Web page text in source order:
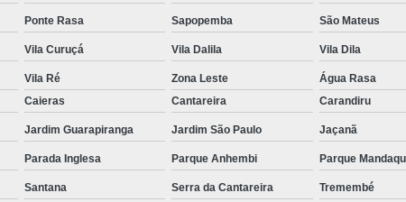
Comprar Kit Acelerador e Freio Eletrônico para
Comprar Kit Acelerador e Freio Universal para Deficientes
Embreagem Eletrônica Adaptada
Embreagem
Embreagem Eletrônica Adaptada para Deficiente Físico
Embreagem Eletrônica para Cadeirante
Embreagem
Embreagem Eletrônica para Deficientes Físicos
Ponte Rasa Sapopemba São Mateus
Vila Curuçá Vila Dalila Vila Dila
Vila Ré Zona Leste
Água Rasa
Caieras Cantareira Carandiru
Jardim Guarapiranga Jardim São Paulo Jaçanã
Parada Inglesa Parque Anhembi Parque
Santana Serra da Cantareira Tremembé